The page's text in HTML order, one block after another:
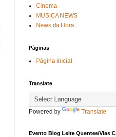
Cinema
MUSICA NEWS
News da Hora .
Páginas
Página inicial
Translate
Powered by Translate
Evento Blog Leite Quentee/Vias